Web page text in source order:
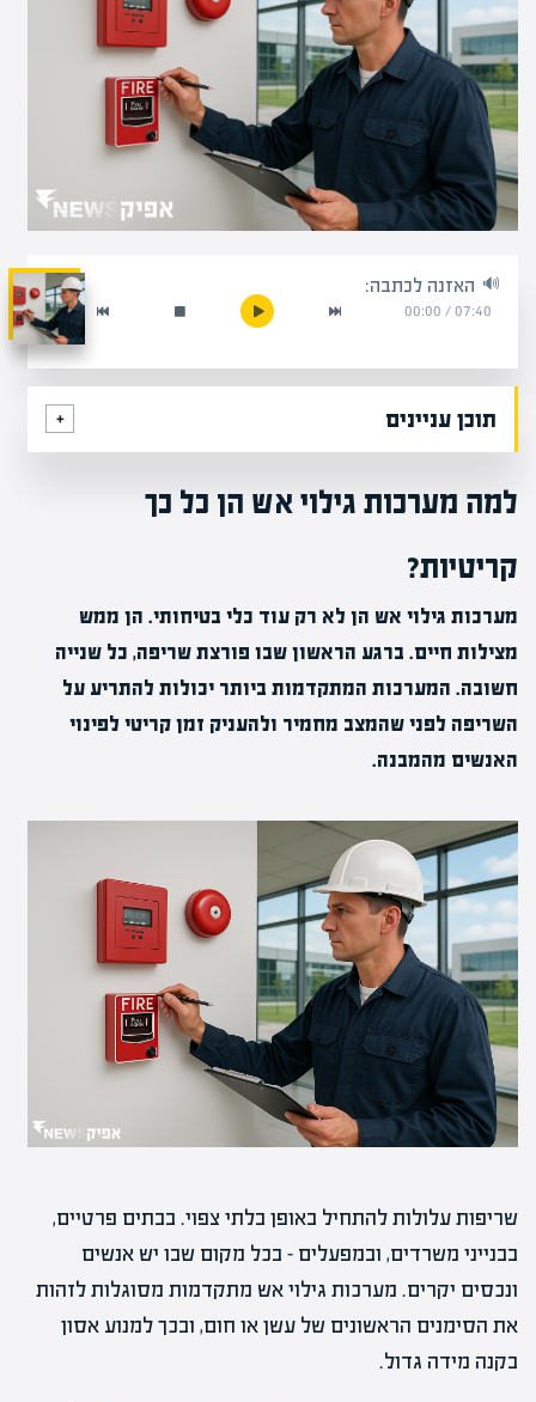
האזנה לכתבה:
07:40
/
00:00
תוכן עניינים
למה מערכות גילוי אש הן כל כך
קריטיות?
מערכות גילוי אש הן לא רק עוד כלי בטיחותי. הן ממש
מצילות חיים. ברגע הראשון שבו פורצת שריפה, כל שנייה
חשובה. המערכות המתקדמות ביותר יכולות להתריע על
השריפה לפני שהמצב מחמיר ולהעניק זמן קריטי לפינוי
האנשים מהמבנה.
שריפות עלולות להתחיל באופן בלתי צפוי. בבתים פרטיים,
בבנייני משרדים, ובמפעלים – בכל מקום שבו יש אנשים
ונכסים יקרים. מערכות גילוי אש מתקדמות מסוגלות לזהות
את הסימנים הראשונים של עשן או חום, ובכך למנוע אסון
בקנה מידה גדול.